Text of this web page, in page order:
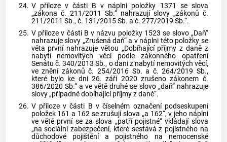
24. V příloze v části B v náplni položky 1371 se slova
„zákona č. 211/2011 Sb.“ nahrazují slovy „zákonů č.
211/2011 Sb., č. 131/2015 Sb. a č. 277/2019 Sb.“.
25. V příloze v části B v názvu položky 1523 se slovo „Daň“
nahrazuje slovy „Zrušená daň“ a v náplni této položky se
věta první nahrazuje větou „Dobíhající příjmy z daně z
nabytí nemovitých věcí podle zákonného opatření
Senátu č. 340/2013 Sb., o dani z nabytí nemovitých věcí,
ve znění zákonů č. 254/2016 Sb. a č. 264/2019 Sb.,
které bylo ke dni 26. září 2020 zrušeno zákonem č.
386/2020 Sb.“ a ve větě druhé se slovo „daň“ nahrazuje
slovy „případné dobíhající příjmy z daně“.
26. V příloze v části B v číselném označení podseskupení
položek 161 a 162 se zrušují slova „a 162“, v jeho náplni
ve větě první se za slova „patří pojistné“ vkládají slova
„na sociální zabezpečení, které sestává z pojistného na
důchodové pojištění a pojistného na nemocenské